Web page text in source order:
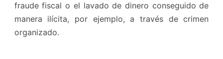
fraude fiscal o el lavado de dinero conseguido de
manera ilícita, por ejemplo, a través de crimen
organizado.